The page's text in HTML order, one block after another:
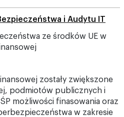
i Audytu IT
ze środków UE w
zostały zwiększone
podmiotów publicznych i
możliwości finasowania oraz
w zakresie